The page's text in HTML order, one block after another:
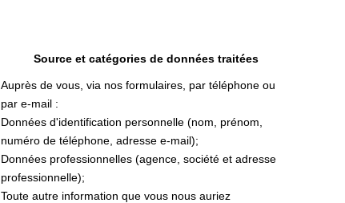
Source et catégories de données traitées
Auprès de vous, via nos formulaires, par téléphone ou
par e-mail :
Données d'identification personnelle (nom, prénom,
numéro de téléphone, adresse e-mail);
Données professionnelles (agence, société et adresse
professionnelle);
Toute autre information que vous nous auriez